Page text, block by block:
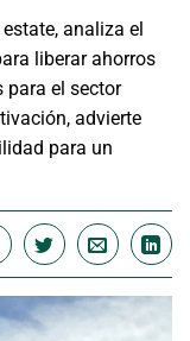
analiza el
liberar ahorros
para el sector
advierte
para un